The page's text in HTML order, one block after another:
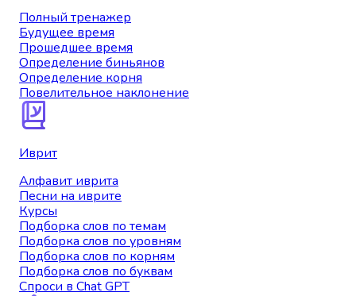
Полный тренажер
Будущее время
Прошедшее время
Определение биньянов
Определение корня
Повелительное наклонение
Иврит
Алфавит иврита
Песни на иврите
Курсы
Подборка слов по темам
Подборка слов по уровням
Подборка слов по корням
Подборка слов по буквам
Спроси в Chat GPT